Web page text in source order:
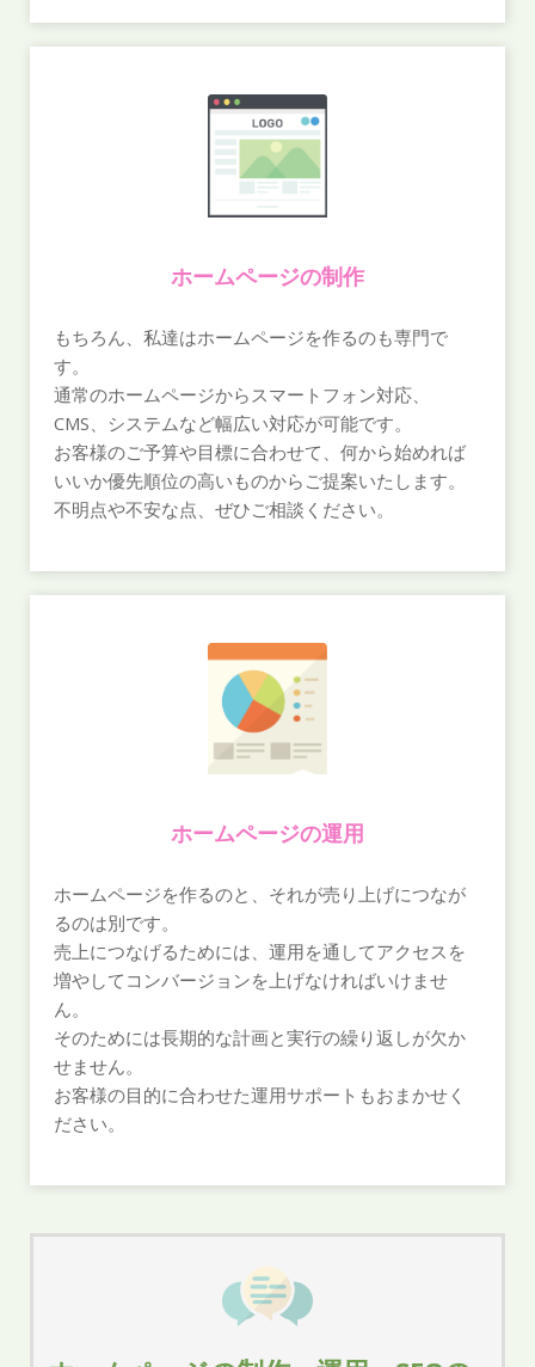
ホームページの制作
もちろん、私達はホームページを作るのも専門で
す。
通常のホームページからスマートフォン対応、
CMS、システムなど幅広い対応が可能です。
お客様のご予算や目標に合わせて、何から始めれば
いいか優先順位の高いものからご提案いたします。
不明点や不安な点、ぜひご相談ください。
ホームページの運用
ホームページを作るのと、それが売り上げにつなが
るのは別です。
売上につなげるためには、運用を通してアクセスを
増やしてコンバージョンを上げなければいけませ
ん。
そのためには長期的な計画と実行の繰り返しが欠か
せません。
お客様の目的に合わせた運用サポートもおまかせく
ださい。